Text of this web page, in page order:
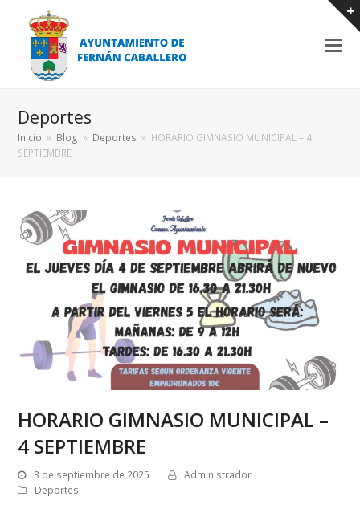
Deportes
Inicio » Blog » Deportes » HORARIO GIMNASIO MUNICIPAL – 4
SEPTIEMBRE
HORARIO GIMNASIO MUNICIPAL –
4 SEPTIEMBRE
3 de septiembre de 2025
Administrador
Deportes